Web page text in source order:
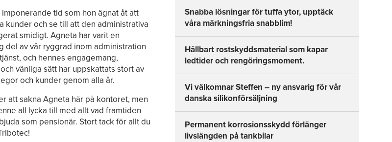
tid som hon ägnat åt att
kunder och se till att den administrativa
smidigt. Agneta har varit en
del av vår ryggrad inom administration
och hennes engagemang,
vänliga sätt har uppskattats stort av
och kunder genom alla år.
att sakna Agneta här på kontoret, men
all lycka till med allt vad framtiden
som pensionär. Stort tack för allt du
Snabba lösningar för tuffa ytor, upptäck
våra märkningsfria snabblim!
Hållbart rostskyddsmaterial som kapar
ledtider och rengöringsmoment.
Vi välkomnar Steffen – ny ansvarig för vår
danska silikonförsäljning
Permanent korrosionsskydd förlänger
livslängden på tankbilar